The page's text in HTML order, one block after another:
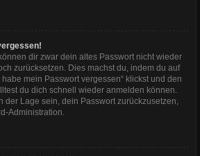
dir zwar dein altes Passwort nicht wieder
zurücksetzen. Dies machst du, indem du auf
mein Passwort vergessen“ klickst und den
du dich schnell wieder anmelden können.
der Lage sein, dein Passwort zurückzusetzen,
Administration.